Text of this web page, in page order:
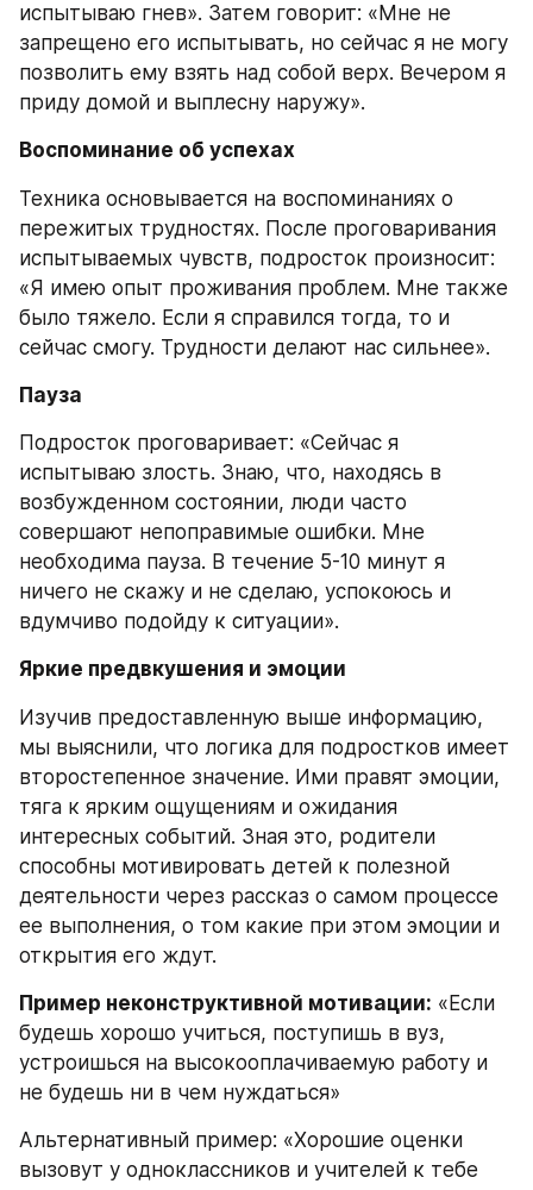
испытываю гнев». Затем говорит: «Мне не
запрещено его испытывать, но сейчас я не могу
позволить ему взять над собой верх. Вечером я
приду домой и выплесну наружу».
Воспоминание об успехах
Техника основывается на воспоминаниях о
пережитых трудностях. После проговаривания
испытываемых чувств, подросток произносит:
«Я имею опыт проживания проблем. Мне также
было тяжело. Если я справился тогда, то и
сейчас смогу. Трудности делают нас сильнее».
Пауза
Подросток проговаривает: «Сейчас я
испытываю злость. Знаю, что, находясь в
возбужденном состоянии, люди часто
совершают непоправимые ошибки. Мне
необходима пауза. В течение 5-10 минут я
ничего не скажу и не сделаю, успокоюсь и
вдумчиво подойду к ситуации».
Яркие предвкушения и эмоции
Изучив предоставленную выше информацию,
мы выяснили, что логика для подростков имеет
второстепенное значение. Ими правят эмоции,
тяга к ярким ощущениям и ожидания
интересных событий. Зная это, родители
способны мотивировать детей к полезной
деятельности через рассказ о самом процессе
ее выполнения, о том какие при этом эмоции и
открытия его ждут.
Пример неконструктивной мотивации: «Если
будешь хорошо учиться, поступишь в вуз,
устроишься на высокооплачиваемую работу и
не будешь ни в чем нуждаться»
Альтернативный пример: «Хорошие оценки
вызовут у одноклассников и учителей к тебе